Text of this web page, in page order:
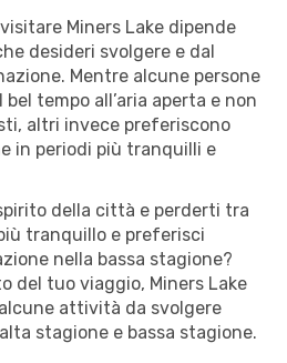
Miners Lake dipende
desideri svolgere e dal
Mentre alcune persone
tempo all’aria aperta e non
altri invece preferiscono
in periodi più tranquilli e
della città e perderti tra
tranquillo e preferisci
nella bassa stagione?
del tuo viaggio, Miners Lake
attività da svolgere
stagione e bassa stagione.